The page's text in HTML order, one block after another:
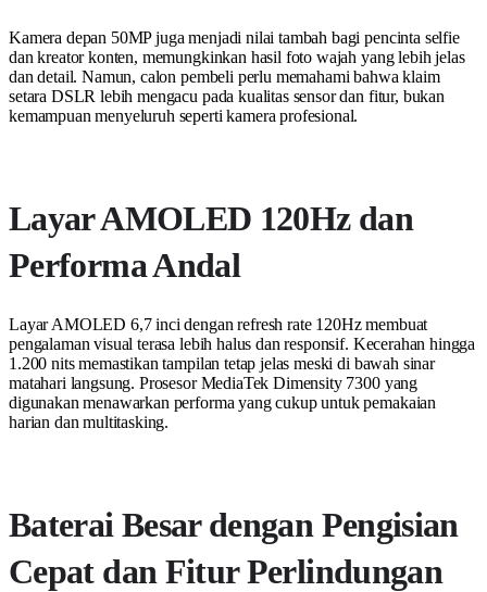
Kamera depan 50MP juga menjadi nilai tambah bagi pencinta selfie
dan kreator konten, memungkinkan hasil foto wajah yang lebih jelas
dan detail. Namun, calon pembeli perlu memahami bahwa klaim
setara DSLR lebih mengacu pada kualitas sensor dan fitur, bukan
kemampuan menyeluruh seperti kamera profesional.
Layar AMOLED 120Hz dan
Performa Andal
Layar AMOLED 6,7 inci dengan refresh rate 120Hz membuat
pengalaman visual terasa lebih halus dan responsif. Kecerahan hingga
1.200 nits memastikan tampilan tetap jelas meski di bawah sinar
matahari langsung. Prosesor MediaTek Dimensity 7300 yang
digunakan menawarkan performa yang cukup untuk pemakaian
harian dan multitasking.
Baterai Besar dengan Pengisian
Cepat dan Fitur Perlindungan